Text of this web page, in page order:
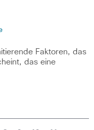
Faktoren, das
das eine